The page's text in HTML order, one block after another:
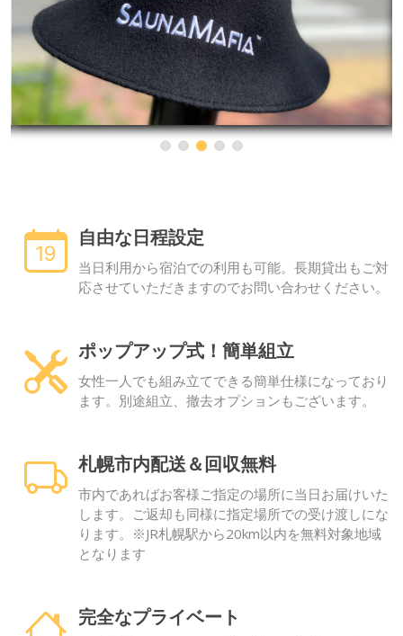
自由な日程設定
当日利用から宿泊での利用も可能。長期貸出もご対
応させていただきますのでお問い合わせください。
ポップアップ式！簡単組立
女性一人でも組み立てできる簡単仕様になっており
ます。別途組立、撤去オプションもございます。
札幌市内配送＆回収無料
市内であればお客様ご指定の場所に当日お届けいた
します。ご返却も同様に指定場所での受け渡しにな
ります。※JR札幌駅から20km以内を無料対象地域
となります
完全なプライベート